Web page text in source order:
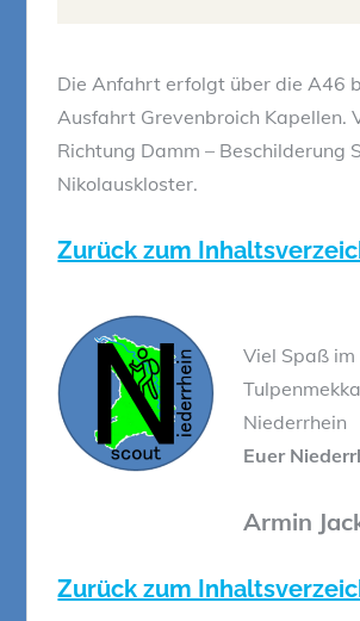
Die Anfahrt erfolgt über die A46
Ausfahrt Grevenbroich Kapellen.
Richtung Damm – Beschilderung
Nikolauskloster.
Zurück zum
Viel Spaß im
Niederrhein
Euer
Armin
Zurück zum